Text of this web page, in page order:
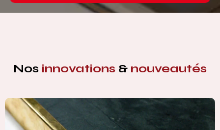
Nos innovations & nouveautés